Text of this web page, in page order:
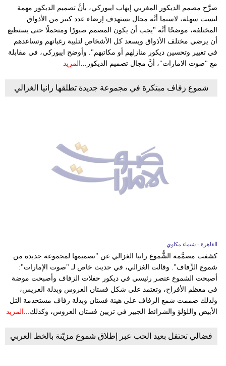
صرَّح مصمم الديكور المغربي إيهاب ايبوركي، بأنَّ تصميم الديكور مهمة
ليست سهلة، لاسيما أنَّه مجال يستهدف إرضاء عدد كبير من الأذواق
المختلفة، موضحًا أنَّه "يجب أن يكون المصمم صبورًا ومتحملًا حتى يستطيع
أن يرضي مختلف الأذواق ويسعد كل الأشخاص لتلبية رغباتهم وتساعدهم
في تغيير وتحسين ديكور منازلهم أو مكاتبهم". وأوضح ايبوركي، في مقابلة
مع "صوت الامارات"، أنَّ مجال تصميم الديكور... المزيد
شموع زفاف مبتكرة في مجموعة جديدة تطلقها رانيا الغزالي
القاهرة - شيماء مكاوي
كشفت مصمَّمة الشُّموع رانيا الغزالي عن "تصميمها لمجموعة جديدة من
شموع الزِّفاف". وقالت الغزالي، في حديث خاص لـ "صوت الإمارات":
أصبحت الشموع عنصر رئيسي في ديكور حفلات الزفاف وأصبحت موضة
في معظم الأفراح، وتعتمد على شكل فستان العروس وبدلة العريس،
ولذلك صممت شمع الزفاف على هيئة فستان وبدلة زفاف مستخدمة التل
الأبيض واللؤلؤ والشرائط الجبير في تزيين فستان العروس، وكذلك... المزيد
فضالي تحتفل بعيد الحب عبر إطلاق شموع مزيّنة بالخط العربي